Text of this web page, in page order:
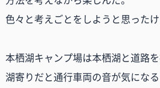
色々と考えごとをしようと思ったけ
本栖湖キャンプ場は本栖湖と道路
湖寄りだと通行車両の音が気になる